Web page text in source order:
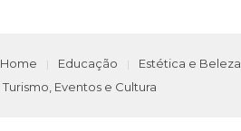
Home Educação Estética e Beleza
Turismo, Eventos e Cultura